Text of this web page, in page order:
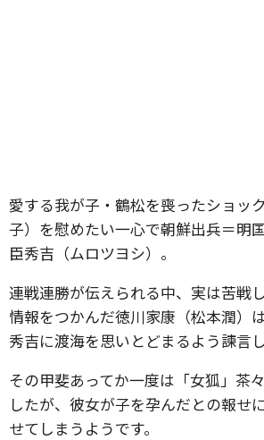
愛する我が子・鶴松を喪ったショッ
子）を慰めたい一心で朝鮮出兵＝明
臣秀吉（ムロツヨシ）。
連戦連勝が伝えられる中、実は苦戦
情報をつかんだ徳川家康（松本潤）
秀吉に渡海を思いとどまるよう諫言し
その甲斐あってか一度は「女狐」茶
したが、彼女が子を孕んだとの報せ
せてしまうようです。